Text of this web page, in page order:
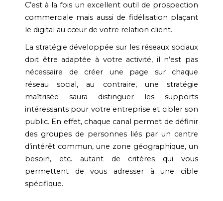
C’est à la fois un excellent outil de prospection
commerciale mais aussi de fidélisation plaçant
le digital au cœur de votre relation client.
La stratégie développée sur les réseaux sociaux
doit être adaptée à votre activité, il n’est pas
nécessaire de créer une page sur chaque
réseau social, au contraire, une stratégie
maîtrisée saura distinguer les supports
intéressants pour votre entreprise et cibler son
public. En effet, chaque canal permet de définir
des groupes de personnes liés par un centre
d’intérêt commun, une zone géographique, un
besoin, etc. autant de critères qui vous
permettent de vous adresser à une cible
spécifique.